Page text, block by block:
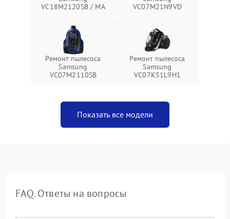
VC18M2120SB / MA
VC07M21N9VD
Ремонт пылесоса
Samsung
VC07M2110SB
Ремонт пылесоса
Samsung
VC07K51L9H1
Показать все модели
FAQ. Ответы на вопросы